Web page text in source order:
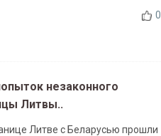
0
незаконного
Литвы..
Литве с Беларусью прошли